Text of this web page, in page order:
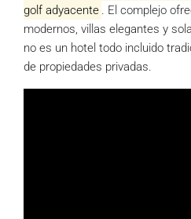
golf adyacente . El complejo
modernos, villas elegantes y
no es un hotel todo incluido
de propiedades privadas.